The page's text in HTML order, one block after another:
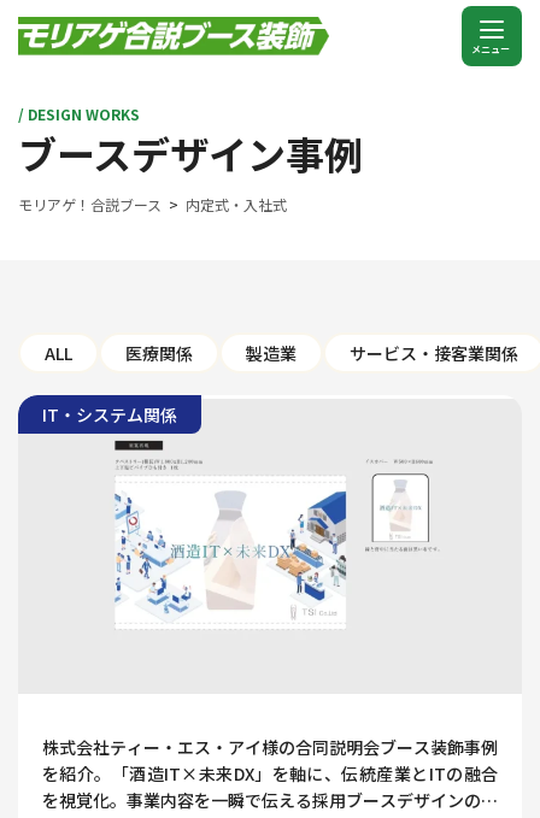
/ DESIGN WORKS
ブースデザイン事例
モリアゲ！合説ブース 内定式・入社式
ALL 医療関係 製造業 サービス・接客業関係
IT・システム関係
株式会社ティー・エス・アイ様の合同説明会ブース装飾事例
を紹介。「酒造IT×未来DX」を軸に、伝統産業とITの融合
を視覚化。事業内容を一瞬で伝える採用ブースデザインのポ